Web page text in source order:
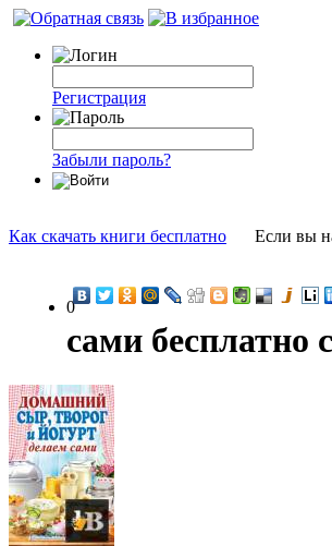
Регистрация
Забыли пароль?
Как скачать книги бесплатно Если вы
0
сами бесплатно